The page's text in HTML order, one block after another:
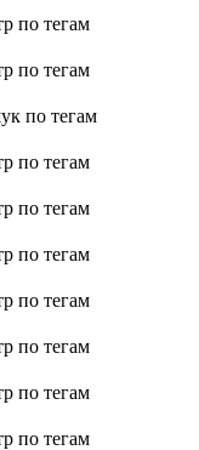
по тегам
по тегам
по тегам
по тегам
по тегам
по тегам
по тегам
по тегам
по тегам
по тегам